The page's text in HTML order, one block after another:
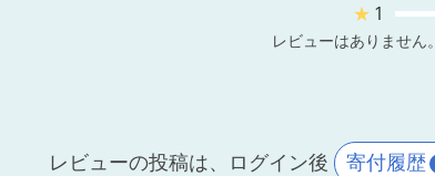
★ 1
レビューはありません。
レビューの投稿は、ログイン後 寄付履歴